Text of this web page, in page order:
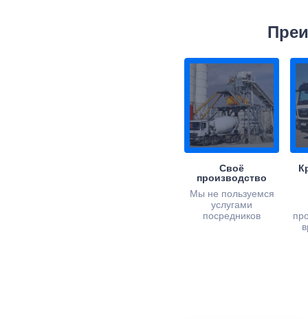
Своё
производство
Мы не пользуемся
услугами
посредников